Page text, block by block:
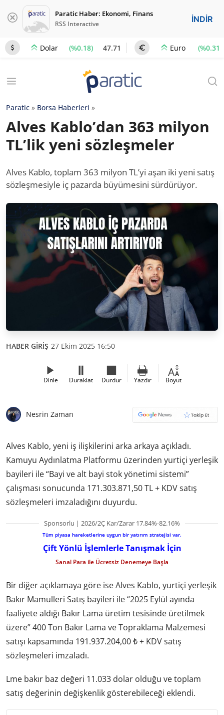
Paratic Haber: Ekonomi, Finans
RSS Interactive İNDİR
Dolar (%0.18) 47.71 Euro (%0.31)
Paratic » Borsa Haberleri »
Alves Kablo’dan 363 milyon
TL’lik yeni sözleşmeler
Alves Kablo, toplam 363 milyon TL’yi aşan iki yeni satış
sözleşmesiyle iç pazarda büyümesini sürdürüyor.
HABER GİRİŞ 27 Ekim 2025 16:50
Dinle Duraklat Durdur Yazdır Boyut
Nesrin Zaman
Alves Kablo, yeni iş ilişkilerini arka arkaya açıkladı.
Kamuyu Aydınlatma Platformu üzerinden yurtiçi yerleşik
bayileri ile “Bayi ve alt bayi stok yönetimi sistemi”
çalışması sonucunda 171.303.871,50 TL + KDV satış
sözleşmeleri imzaladığını duyurdu.
Sponsorlu | 2026/2Ç Kar/Zarar 17.84%-82.16%
Tüm piyasa hareketlerine uygun bir yatırım stratejisi var.
Çift Yönlü İşlemlerle Tanışmak İçin
Sanal Para ile Ücretsiz Denemeye Başla
Bir diğer açıklamaya göre ise Alves Kablo, yurtiçi yerleşik
Bakır Mamulleri Satış bayileri ile “2025 Eylül ayında
faaliyete aldığı Bakır Lama üretim tesisinde üretilmek
üzere” 400 Ton Bakır Lama ve Topraklama Malzemesi
satışı kapsamında 191.937.204,00 ₺ + KDV satış
sözleşmeleri imzaladı.
Lme bakır baz değeri 11.033 dolar olduğu ve toplam
satış değerinin değişkenlik gösterebileceği eklendi.